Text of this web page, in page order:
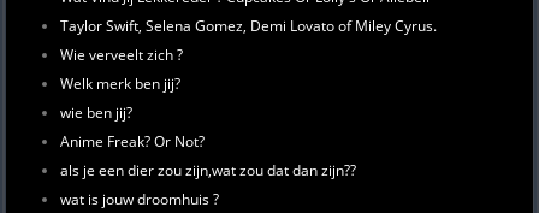
Taylor Swift, Selena Gomez, Demi Lovato of Miley Cyrus.
Wie verveelt zich ?
Welk merk ben jij?
wie ben jij?
Anime Freak? Or Not?
als je een dier zou zijn,wat zou dat dan zijn??
wat is jouw droomhuis ?